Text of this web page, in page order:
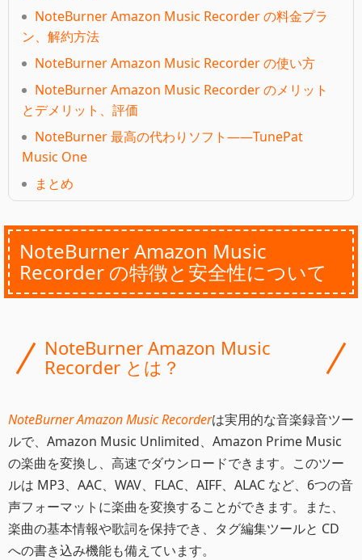
NoteBurner Amazon Music Recorder の料金プラ
ン、解約方法
NoteBurner Amazon Music Recorder の使い方
NoteBurner Amazon Music Recorder のメリット
とデメリット、評価
NoteBurner 最高の代わりソフト――TunePat
Music One
まとめ
NoteBurner Amazon Music
Recorder の特徴と安全性について
NoteBurner Amazon Music
Recorder とは？
NoteBurner Amazon Music Recorderは実用的な音楽録音ツー
ルで、Amazon Music Unlimited、Amazon Prime Music
の楽曲を変換し、高速でダウンロードできます。このツー
ルは MP3、AAC、WAV、FLAC、AIFF、ALAC など、6つの音
声フォーマットに楽曲を変換することができます。また、
楽曲の基本情報や歌詞を保持でき、タグ編集ツールと CD
への書き込み機能も備えています。